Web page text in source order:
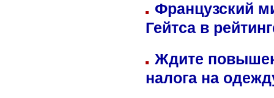
Французский
Гейтса в
Ждите
налога на